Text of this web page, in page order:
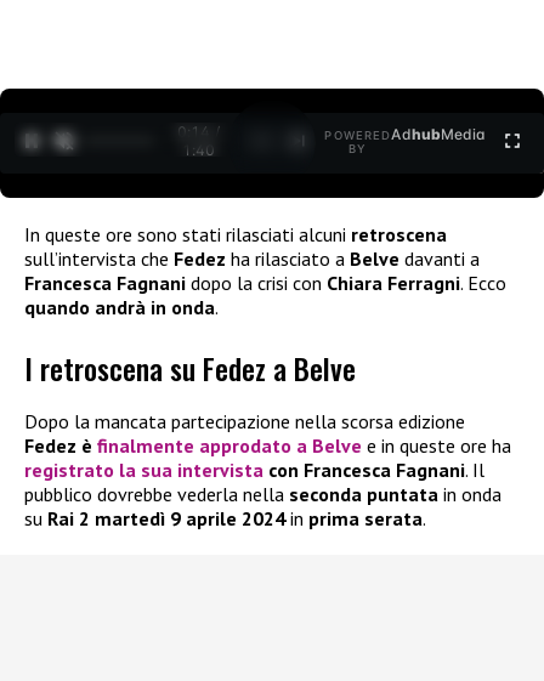
0:15 /
1:40
POWERED
BY
AdhubMedia
In queste ore sono stati rilasciati alcuni retroscena
sull’intervista che Fedez ha rilasciato a Belve davanti a
Francesca Fagnani dopo la crisi con Chiara Ferragni. Ecco
quando andrà in onda.
I retroscena su Fedez a Belve
Dopo la mancata partecipazione nella scorsa edizione
Fedez è finalmente approdato a Belve e in queste ore ha
registrato la sua intervista con Francesca Fagnani. Il
pubblico dovrebbe vederla nella seconda puntata in onda
su Rai 2 martedì 9 aprile 2024in prima serata.